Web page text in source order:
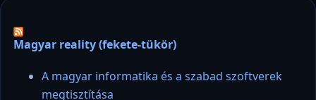
Magyar reality (fekete-tükör)
A magyar informatika és a szabad szoftverek
megtisztítása